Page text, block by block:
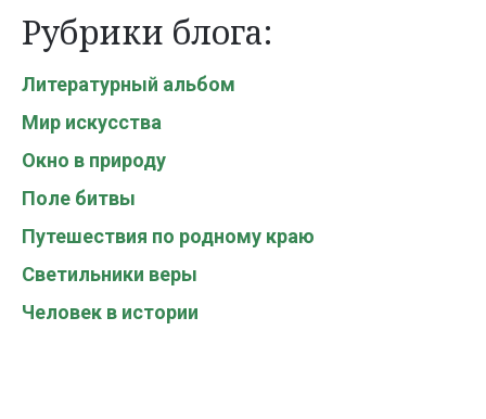
Рубрики блога:
Литературный альбом
Мир искусства
Окно в природу
Поле битвы
Путешествия по родному краю
Светильники веры
Человек в истории